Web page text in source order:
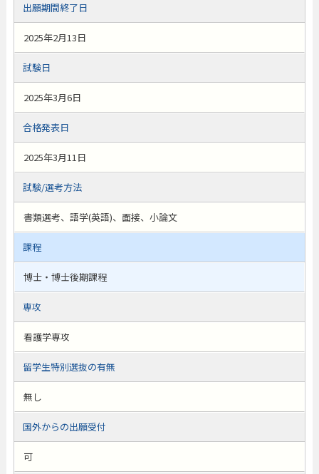
出願期間終了日
2025年2月13日
試験日
2025年3月6日
合格発表日
2025年3月11日
試験/選考方法
書類選考、語学(英語)、面接、小論文
課程
博士・博士後期課程
専攻
看護学専攻
留学生特別選抜の有無
無し
国外からの出願受付
可